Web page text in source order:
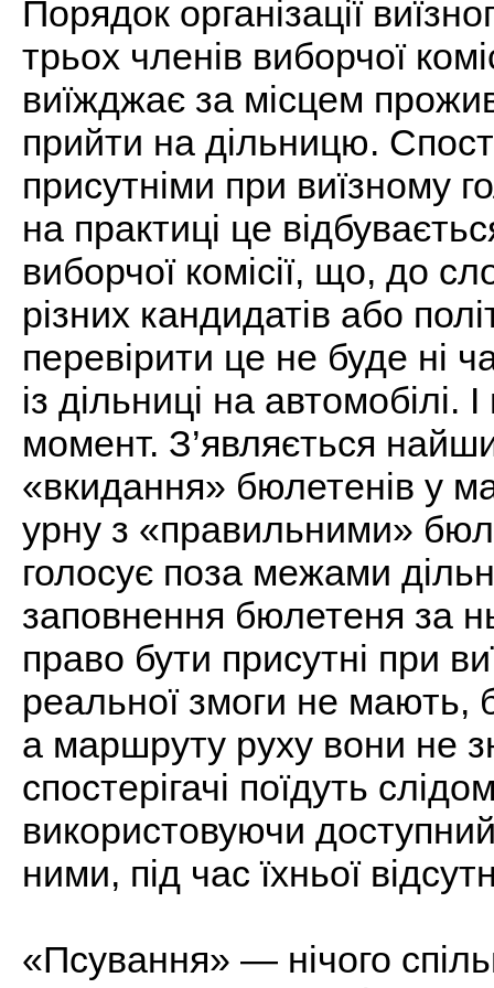
Порядок організації
трьох членів виборчої
виїжджає за місцем
прийти на дільницю.
присутніми при виїзному
на практиці це
виборчої комісії, що, до
різних кандидатів або
перевірити це не буде ні
із дільниці на
момент. З’являється
«вкидання» бюлетенів у
урну з «правильними»
голосує поза межами
заповнення бюлетеня за
право бути присутні при
реальної змоги не мають,
а маршруту руху вони не
спостерігачі поїдуть
використовуючи
ними, під час їхньої
«Псування» — нічого